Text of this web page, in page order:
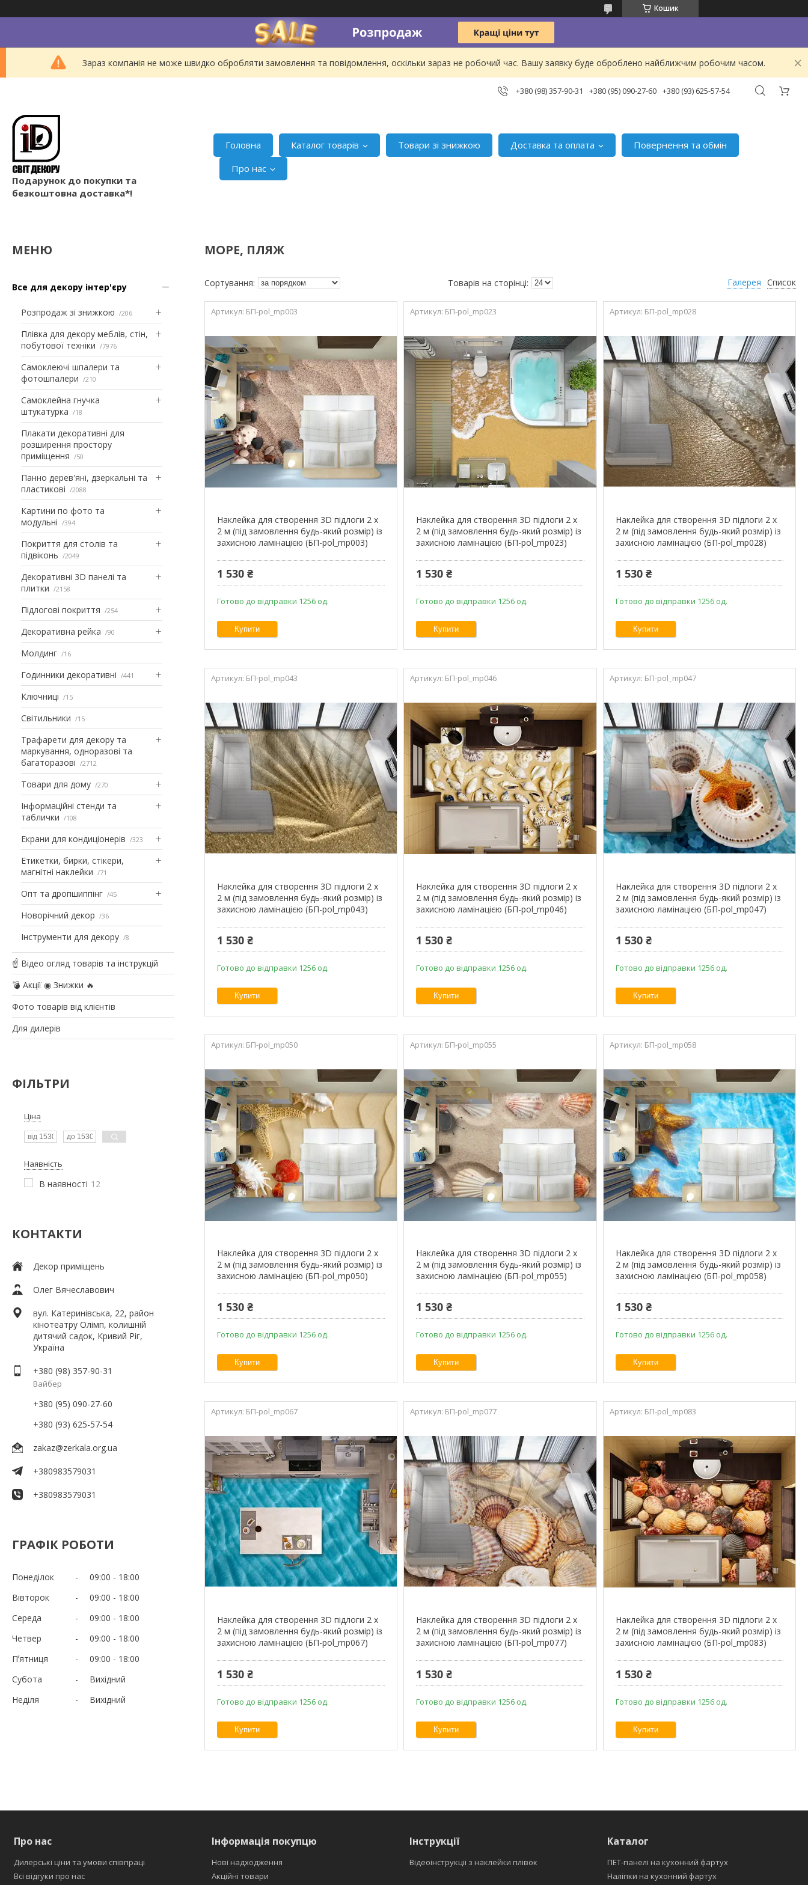
Кошик
Зараз компанія не може швидко обробляти замовлення та повідомлення, оскільки зараз не робочий час. Вашу заявку буде оброблено найближчим робочим часом.
+380 (98) 357-90-31 +380 (95) 090-27-60 +380 (93) 625-57-54
Подарунок до покупки та
безкоштовна доставка*!
Головна Каталог товарів Товари зі знижкою Доставка та оплата
Повернення та обмін
Про нас
Все для декору інтер'єру
Розпродаж зі знижкою 206
Плівка для декору меблів, стін,
побутової техніки
7976
Самоклеючі шпалери та
фотошпалери
210
Самоклейна гнучка
штукатурка
18
Плакати декоративні для
розширення простору
приміщення
50
Панно дерев'яні, дзеркальні та
пластикові
2088
Картини по фото та
модульні
394
Покриття для столів та
підвіконь
2049
Декоративні 3D панелі та
плитки
2158
Підлогові покриття 254
Декоративна рейка 90
Молдинг 16
Годинники декоративні 441
Ключниці 15
Світильники 15
Трафарети для декору та
маркування, одноразові та
багаторазові
2712
Товари для дому 270
Інформаційні стенди та
таблички
108
Екрани для кондиціонерів 323
Етикетки, бирки, стікери,
магнітні наклейки
71
Опт та дропшиппінг 45
Новорічний декор 36
Інструменти для декору 8
☝ Відео огляд товарів та інструкцій
💣 Акції ◉ Знижки 🔥
Фото товарів від клієнтів
Для дилерів
ФІЛЬТРИ
Ціна
Наявність
В наявності 12
КОНТАКТИ
Декор приміщень
Олег Вячеславович
вул. Катеринівська, 22, район
кінотеатру Олімп, колишній
дитячий садок, Кривий Ріг,
Україна
+380 (98) 357-90-31
Вайбер
+380 (95) 090-27-60
+380 (93) 625-57-54
zakaz@zerkala.org.ua
+380983579031
+380983579031
ГРАФІК РОБОТИ
Понеділок 09:00
18:00
Вівторок
09:00
18:00
Середа
09:00
18:00
Четвер
09:00
18:00
Пʼятниця
09:00
18:00
Субота
Вихідний
Неділя
Вихідний
МОРЕ, ПЛЯЖ
Галерея Список
БП-pol_mp003
Наклейка для створення 3D підлоги 2 х
2 м (під замовлення будь-який розмір) із
захисною ламінацією (БП-pol_mp003)
1 530 ₴
Готово до відправки 1256 од.
Купити
БП-pol_mp023
Наклейка для створення 3D підлоги 2 х
2 м (під замовлення будь-який розмір) із
захисною ламінацією (БП-pol_mp023)
1 530 ₴
Готово до відправки 1256 од.
Купити
БП-pol_mp028
Наклейка для створення 3D підлоги 2 х
2 м (під замовлення будь-який розмір) із
захисною ламінацією (БП-pol_mp028)
1 530 ₴
Готово до відправки 1256 од.
Купити
БП-pol_mp043
Наклейка для створення 3D підлоги 2 х
2 м (під замовлення будь-який розмір) із
захисною ламінацією (БП-pol_mp043)
1 530 ₴
Готово до відправки 1256 од.
Купити
БП-pol_mp046
Наклейка для створення 3D підлоги 2 х
2 м (під замовлення будь-який розмір) із
захисною ламінацією (БП-pol_mp046)
1 530 ₴
Готово до відправки 1256 од.
Купити
БП-pol_mp047
Наклейка для створення 3D підлоги 2 х
2 м (під замовлення будь-який розмір) із
захисною ламінацією (БП-pol_mp047)
1 530 ₴
Готово до відправки 1256 од.
Купити
БП-pol_mp050
Наклейка для створення 3D підлоги 2 х
2 м (під замовлення будь-який розмір) із
захисною ламінацією (БП-pol_mp050)
1 530 ₴
Готово до відправки 1256 од.
Купити
БП-pol_mp055
Наклейка для створення 3D підлоги 2 х
2 м (під замовлення будь-який розмір) із
захисною ламінацією (БП-pol_mp055)
1 530 ₴
Готово до відправки 1256 од.
Купити
БП-pol_mp058
Наклейка для створення 3D підлоги 2 х
2 м (під замовлення будь-який розмір) із
захисною ламінацією (БП-pol_mp058)
1 530 ₴
Готово до відправки 1256 од.
Купити
БП-pol_mp067
Наклейка для створення 3D підлоги 2 х
2 м (під замовлення будь-який розмір) із
захисною ламінацією (БП-pol_mp067)
1 530 ₴
Готово до відправки 1256 од.
Купити
БП-pol_mp077
Наклейка для створення 3D підлоги 2 х
2 м (під замовлення будь-який розмір) із
захисною ламінацією (БП-pol_mp077)
1 530 ₴
Готово до відправки 1256 од.
Купити
БП-pol_mp083
Наклейка для створення 3D підлоги 2 х
2 м (під замовлення будь-який розмір) із
захисною ламінацією (БП-pol_mp083)
1 530 ₴
Готово до відправки 1256 од.
Купити
Про нас
Дилерські ціни та умови співпраці
Всі відгуки про нас
Інформація покупцю
Нові надходження
Акційні товари
Інструкції
Відеоінструкції з наклейки плівок
Каталог
ПЕТ-панелі на кухонний фартух
Наліпки на кухонний фартух